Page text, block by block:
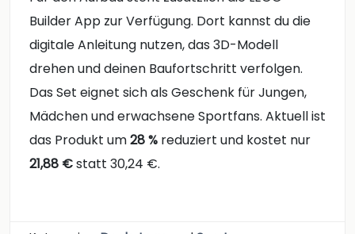
Builder App zur Verfügung. Dort kannst du die
digitale Anleitung nutzen, das 3D-Modell
drehen und deinen Baufortschritt verfolgen.
Das Set eignet sich als Geschenk für Jungen,
Mädchen und erwachsene Sportfans. Aktuell ist
das Produkt um28 % reduziert und kostet nur
21,88 €statt 30,24 €.